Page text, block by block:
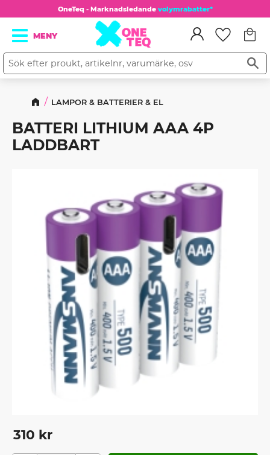
Meny
OneTeq - Marknadsledande volymrabatter*
LAMPOR & BATTERIER & EL
BATTERI LITHIUM AAA 4P
LADDBART
310 kr